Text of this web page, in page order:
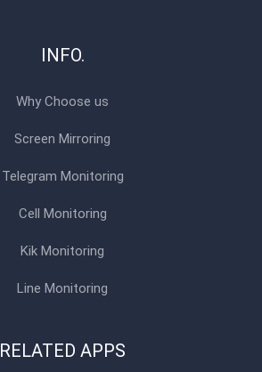
INFO.
Why Choose us
Screen Mirroring
Telegram Monitoring
Cell Monitoring
Kik Monitoring
Line Monitoring
RELATED APPS